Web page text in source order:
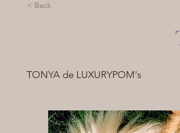
< Back
TONYA de LUXURYPOM's